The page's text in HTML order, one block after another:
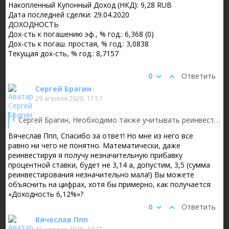
Накопленный Купонный Доход (НКД): 9,28 RUB
Дата последней сделки: 29.04.2020
ДОХОДНОСТЬ
Дох-сть к погашению эф., % год.: 6,368 (0)
Дох-сть к погаш. простая, % год.: 3,0838
Текущая дох-сть, % год.: 8,7157
Ответить
0
Сергей Брагин
29 апреля 2020, 17:57
Добрый день! Я полный чайник в облигациях и цифрах и
Сергей Брагин, Необходимо также учитывать реинвестирование купона под ту же ставку, что и ставка облигации. Кроме того там есть погашение тела облигации, для корректного расчета необходимо также учитывать его реинвестирование и выплату. Это так называемая эффективная доходность, которая и указывается мосбиржей.
Вячеслав Ппп, Спасибо за ответ! Но мне из него все
равно ни чего не понятно. Математически, даже
реинвестируя я получу незначительную прибавку
процентной ставки, будет не 3,14 а, допустим, 3,5 (сумма
реинвестирования незначительно мала!) Вы можете
объяснить на цифрах, хотя бы примерно, как получается
«Доходность 6,12%»?
Ответить
0
Вячеслав Ппп